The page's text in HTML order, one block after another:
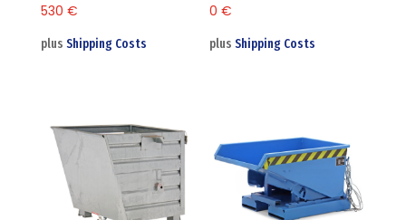
530 €
plus Shipping Costs
0€
plusShipping Costs